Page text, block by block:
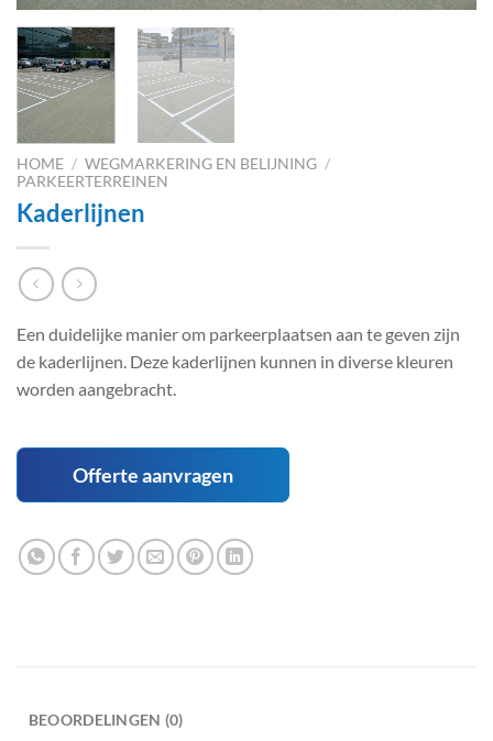
HOME / WEGMARKERING EN BELIJNING /
PARKEERTERREINEN
Kaderlijnen
Een duidelijke manier om parkeerplaatsen aan te geven zijn
de kaderlijnen. Deze kaderlijnen kunnen in diverse kleuren
worden aangebracht.
Offerte aanvragen
BEOORDELINGEN (0)